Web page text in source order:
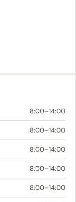
8:00–14:00
8:00–14:00
8:00–14:00
8:00–14:00
8:00–14:00